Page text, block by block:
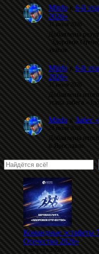
Minfoк6-й
2026»
31 июля 2026
Добавлены
"Здоровое
этапов.
Minfoк6-й
2026»
31 июля 2026
Добавлены
этапа забега
MinfoкЗабег
28 июля 2026
Добавлены
в Ярославле.
Поиск
Командные эстафеты
Отечество 2026»
1 августа 2026